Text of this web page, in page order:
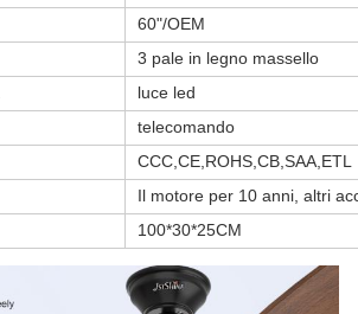
60"/OEM
3 pale in legno massello
luce led
telecomando
CCC,CE,ROHS,CB,SAA,ETL
Il motore per 10 anni, altri
100*30*25CM